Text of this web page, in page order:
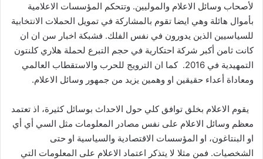
لأصحاب وسائل الاعلام والموليين. وتتحكم المؤسسات الاعلامية
بأموال هائلة وهي ايضا تقوم بالمشاركة في تمويل الحملات الانتخابية
للسياسيين الذين يدورون في نفس الفلك. فشبكة اخبار سن ان ان
كانت ثامن أكبر شركة احتكارية في حجم التبرع لحملة هلاري كلنتون
التمهيدية في 2016. كما ان الترويج للحرب والاستقطاب العالمي
ومعاداة أعداء حقيقين او وهمين يزيد من جمهور وسائل الاعلام.
يقوم الاعلام بخلق توافق كلي حول الاحداث بوسائل كثيرة، اذ تعتمد
معظم وسائل الاعلام على نفس مصادر المعلومات مثل السي أي أي
او البنتاغون، او المؤسسات الاقتصادية والسياسية او حتى
الشخصيات. فمن مثلا لا يتذكر اعتماد الاعلام على المعلومات التي